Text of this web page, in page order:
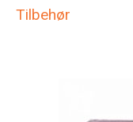
Tilbehør